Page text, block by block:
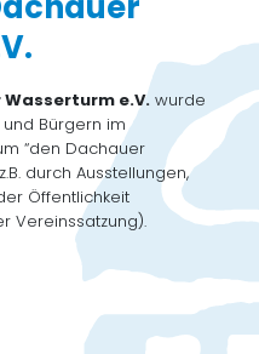
e.V. wurde
Bürgern im
“den Dachauer
durch Ausstellungen,
Öffentlichkeit
Vereinssatzung).